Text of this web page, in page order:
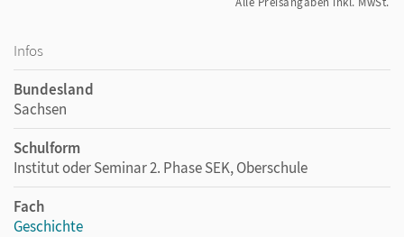
Infos
Bundesland
Sachsen
Schulform
Institut oder Seminar 2. Phase SEK, Oberschule
Fach
Geschichte